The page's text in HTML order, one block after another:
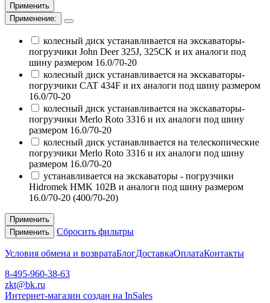
Применить
Применение:
колесный диск устанавливается на экскаваторы-
погрузчики John Deer 325J, 325CK и их аналоги под
шину размером 16.0/70-20
колесный диск устанавливается на экскаваторы-
погрузчики CAT 434F и их аналоги под шину размером
16.0/70-20
колесный диск устанавливается на экскаваторы-
погрузчики Merlo Roto 3316 и их аналоги под шину
размером 16.0/70-20
колесный диск устанавливается на телескопические
погрузчики Merlo Roto 3316 и их аналоги под шину
размером 16.0/70-20
устанавливается на экскаваторы - погрузчики
Hidromek HMK 102B и аналоги под шину размером
16.0/70-20 (400/70-20)
Применить
Применить
Сбросить фильтры
Условия обмена и возвратаБлогДоставкаОплатаКонтакты
8-495-960-38-63
zkt@bk.ru
Интернет-магазин создан на InSales